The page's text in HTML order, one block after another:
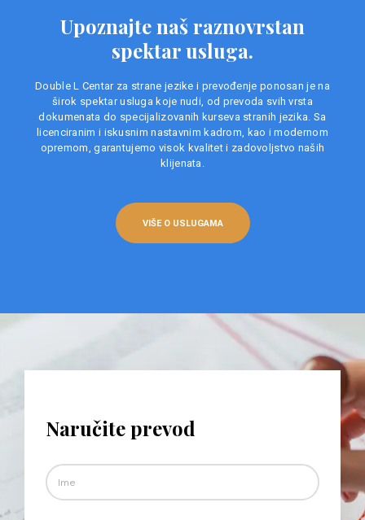
Upoznajte naš raznovrstan
spektar usluga.
Double L Centar za strane jezike i prevođenje ponosan je na
širok spektar usluga koje nudi, od prevoda svih vrsta
dokumenata do specijalizovanih kurseva stranih jezika. Sa
licenciranim i iskusnim nastavnim kadrom, kao i modernom
opremom, garantujemo visok kvalitet i zadovoljstvo naših
klijenata.
VIŠE O USLUGAMA
Naručite prevod